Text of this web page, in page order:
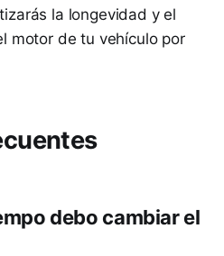
la longevidad y el
motor de tu vehículo por
debo cambiar el